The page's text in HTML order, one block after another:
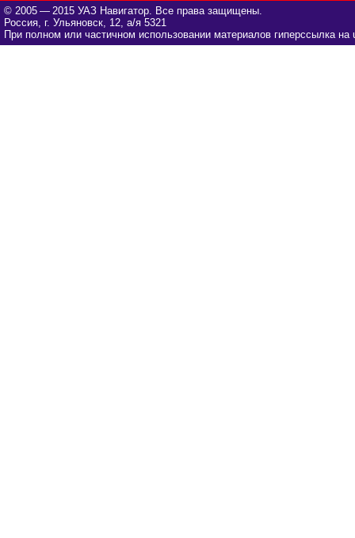
© 2005 — 2015 УАЗ Навигатор. Все права защищены.
Россия, г. Ульяновск, 12, а/я 5321
При полном или частичном использовании материалов гиперссылка на